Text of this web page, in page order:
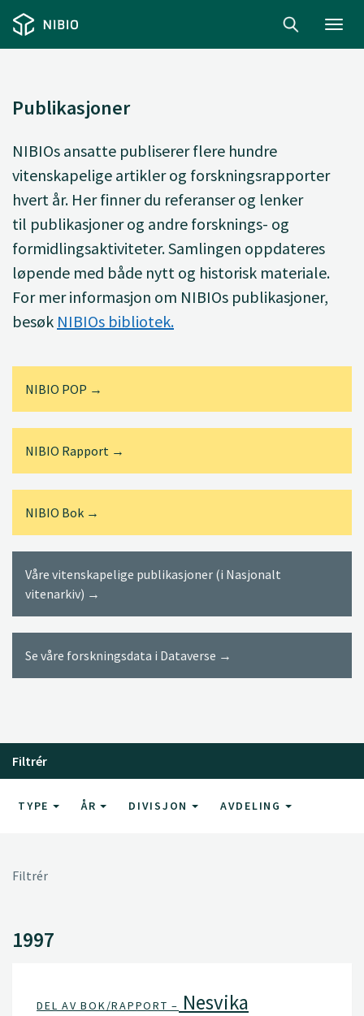
Publikasjoner
NIBIOs ansatte publisererflere hundre
vitenskapelige artikler og forskningsrapporter
hvert år. Her finner du referanser og lenker
til publikasjoner og andre forsknings- og
formidlingsaktiviteter. Samlingen oppdateres
løpende med både nytt og historisk materiale.
For mer informasjon om NIBIOs publikasjoner,
besøk NIBIOs bibliotek.
NIBIO POP →
NIBIO Rapport →
NIBIO Bok →
Våre vitenskapelige publikasjoner (i Nasjonalt
vitenarkiv) →
Se våre forskningsdata i Dataverse →
Filtrér
TYPE ÅR DIVISJON AVDELING
Filtrér
1997
DEL AV BOK/RAPPORT – Nesvika